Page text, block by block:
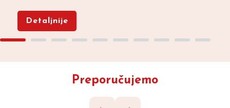
Detaljnije
Preporučujemo